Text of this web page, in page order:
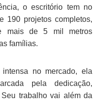
o escritório tem no
190 projetos completos,
mais de 5 mil metros
famílias.
no mercado, ela
pela dedicação,
trabalho vai além da